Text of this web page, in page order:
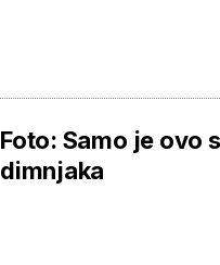
Foto: Samo je ovo
dimnjaka